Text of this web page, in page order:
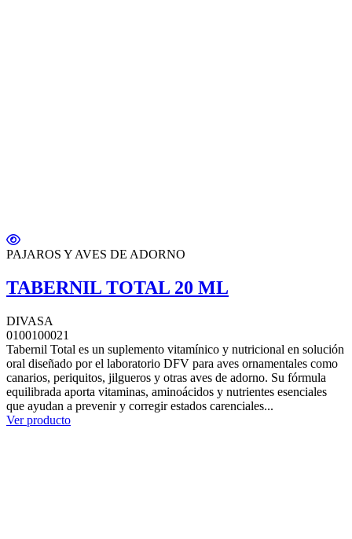
PAJAROS Y AVES DE ADORNO
TABERNIL TOTAL 20 ML
DIVASA
0100100021
Tabernil Total es un suplemento vitamínico y nutricional en solución
oral diseñado por el laboratorio DFV para aves ornamentales como
canarios, periquitos, jilgueros y otras aves de adorno. Su fórmula
equilibrada aporta vitaminas, aminoácidos y nutrientes esenciales
que ayudan a prevenir y corregir estados carenciales...
Ver producto